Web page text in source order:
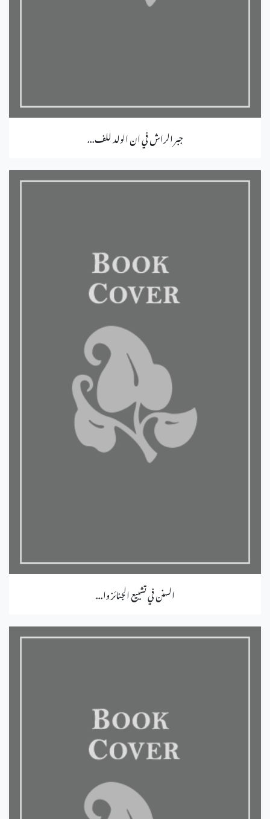
جبر الراش في ان الولد للف...
السنن في تشييع الجنائز وا...